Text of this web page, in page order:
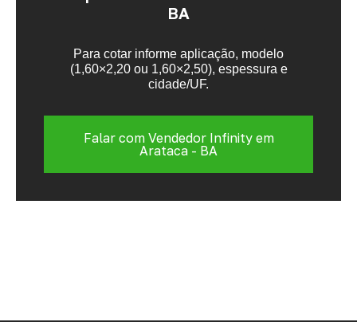
BA
Para cotar informe aplicação, modelo
(1,60×2,20 ou 1,60×2,50), espessura e
cidade/UF.
Falar com Vendedor Infinity em
Arataca - BA